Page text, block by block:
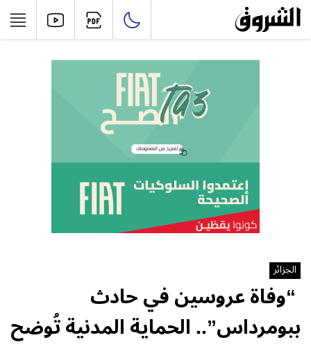
الجزائر
“وفاة عروسين في حادث
ببومرداس”.. الحماية المدنية تُوضح